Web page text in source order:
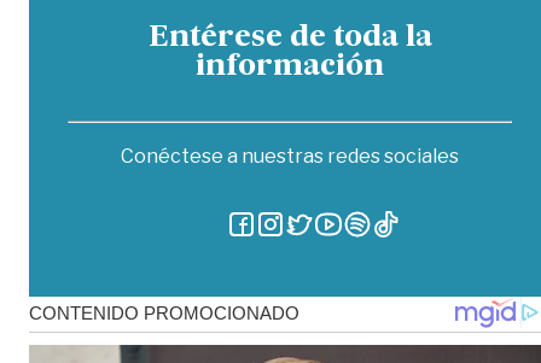
Entérese de toda la
información
Conéctese a nuestras redes sociales